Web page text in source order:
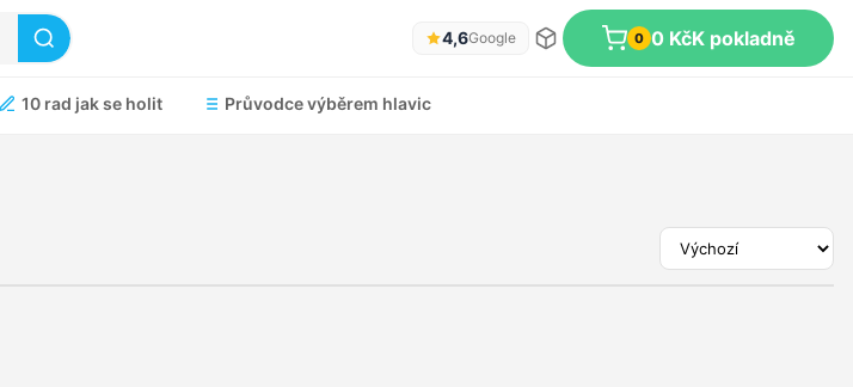
4,6Google 0 0 KčK pokladně
10 rad jak se holit Průvodce výběrem hlavic